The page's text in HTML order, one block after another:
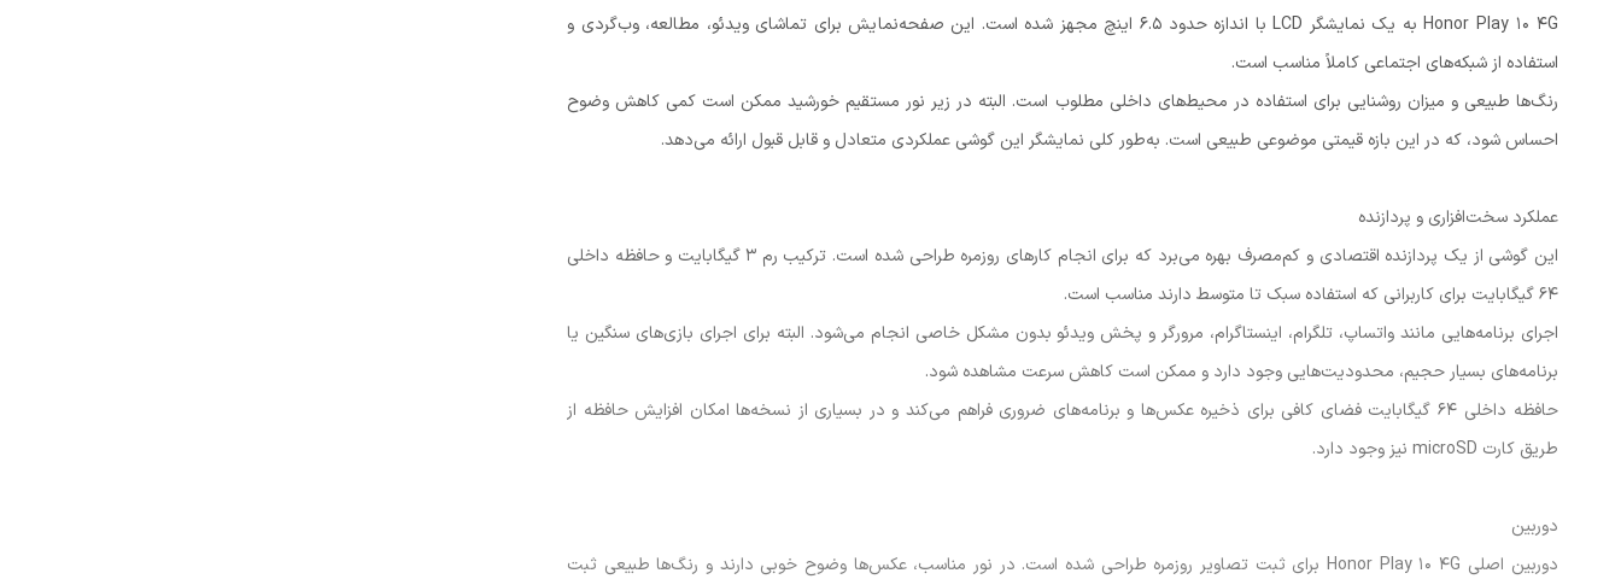
Honor Play 10 4G به یک نمایشگر LCD با اندازه حدود 6.5 اینچ مجهز شده است. این صفحه‌نمایش برای تماشای ویدئو، مطالعه، وب‌گردی و
استفاده از شبکه‌های اجتماعی کاملاً مناسب است.
رنگ‌ها طبیعی و میزان روشنایی برای استفاده در محیط‌های داخلی مطلوب است. البته در زیر نور مستقیم خورشید ممکن است کمی کاهش وضوح
احساس شود، که در این بازه قیمتی موضوعی طبیعی است. به‌طور کلی نمایشگر این گوشی عملکردی متعادل و قابل قبول ارائه می‌دهد.
عملکرد سخت‌افزاری و پردازنده
این گوشی از یک پردازنده اقتصادی و کم‌مصرف بهره می‌برد که برای انجام کارهای روزمره طراحی شده است. ترکیب رم 3 گیگابایت و حافظه داخلی
64 گیگابایت برای کاربرانی که استفاده سبک تا متوسط دارند مناسب است.
اجرای برنامه‌هایی مانند واتساپ، تلگرام، اینستاگرام، مرورگر و پخش ویدئو بدون مشکل خاصی انجام می‌شود. البته برای اجرای بازی‌های سنگین یا
برنامه‌های بسیار حجیم، محدودیت‌هایی وجود دارد و ممکن است کاهش سرعت مشاهده شود.
حافظه داخلی 64 گیگابایت فضای کافی برای ذخیره عکس‌ها و برنامه‌های ضروری فراهم می‌کند و در بسیاری از نسخه‌ها امکان افزایش حافظه از
طریق کارت microSD نیز وجود دارد.
دوربین
دوربین اصلی Honor Play 10 4G برای ثبت تصاویر روزمره طراحی شده است. در نور مناسب، عکس‌ها وضوح خوبی دارند و رنگ‌ها طبیعی ثبت